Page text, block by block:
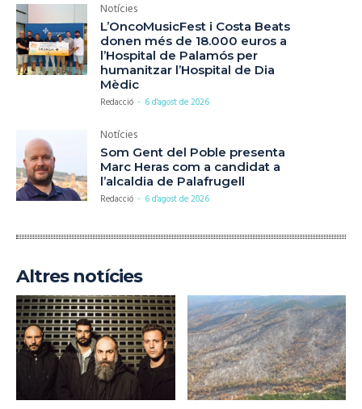
Notícies
L’OncoMusicFest i Costa Beats
donen més de 18.000 euros a
l’Hospital de Palamós per
humanitzar l’Hospital de Dia
Mèdic
Redacció - 6 d'agost de 2026
Notícies
Som Gent del Poble presenta
Marc Heras com a candidat a
l’alcaldia de Palafrugell
Redacció - 6 d'agost de 2026
Altres notícies